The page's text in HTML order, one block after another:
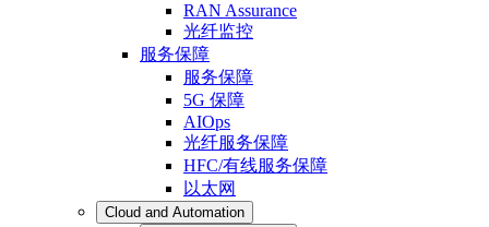
RAN Assurance
光纤监控
服务保障
服务保障
5G 保障
AIOps
光纤服务保障
HFC/有线服务保障
以太网
Cloud and Automation